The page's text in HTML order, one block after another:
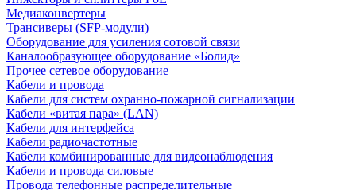
Медиаконвертеры
Трансиверы (SFP-модули)
Оборудование для усиления сотовой связи
Каналообразующее оборудование «Болид»
Прочее сетевое оборудование
Кабели и провода
Кабели для систем охранно-пожарной сигнализации
Кабели «витая пара» (LAN)
Кабели для интерфейса
Кабели радиочастотные
Кабели комбинированные для видеонаблюдения
Кабели и провода силовые
Провода телефонные распределительные